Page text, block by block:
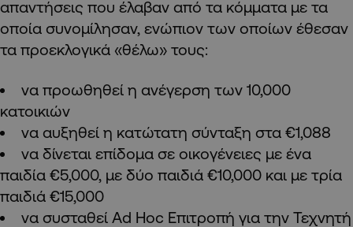
απαντήσεις που έλαβαν από τα κόμματα με τα
οποία συνομίλησαν, ενώπιον των οποίων έθεσαν
τα προεκλογικά «θέλω» τους:
να προωθηθεί η ανέγερση των 10,000
κατοικιών
να αυξηθεί η κατώτατη σύνταξη στα €1,088
να δίνεται επίδομα σε οικογένειες με ένα
παιδία €5,000, με δύο παιδιά €10,000 και με τρία
παιδιά €15,000
να συσταθεί Ad Hoc Επιτροπή για την Τεχνητή